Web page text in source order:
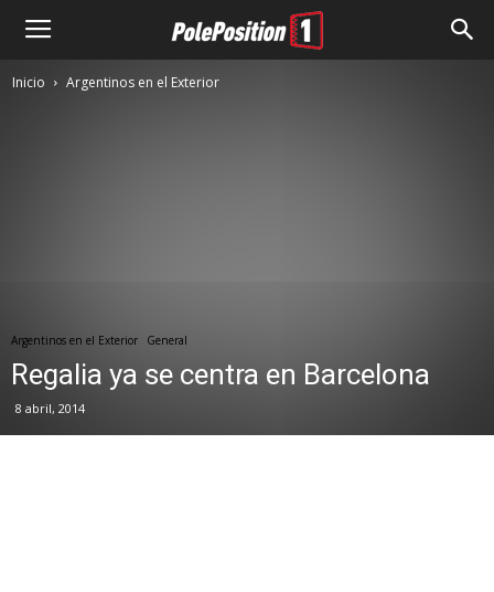
Inicio Argentinos en el Exterior
Argentinos en el Exterior General
Regalia ya se centra en Barcelona
8 abril, 2014